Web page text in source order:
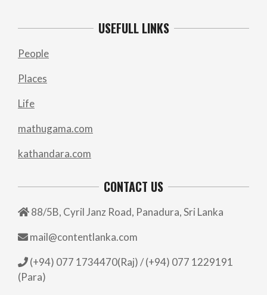
USEFULL LINKS
People
Places
Life
mathugama.com
kathandara.com
CONTACT US
88/5B, Cyril Janz Road, Panadura, Sri Lanka
mail@contentlanka.com
(+94) 077 1734470(Raj) / (+94) 077 1229191
(Para)